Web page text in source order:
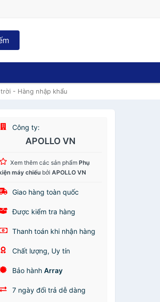
- Hàng nhập khẩu
Công ty:
APOLLO VN
Xem thêm các sản phẩmPhụ
máy chiếu bởiAPOLLO VN
Giao hàng toàn quốc
Được kiểm tra hàng
Thanh toán khi nhận hàng
Chất lượng, Uy tín
Bảo hànhArray
7 ngày đổi trả dễ dàng